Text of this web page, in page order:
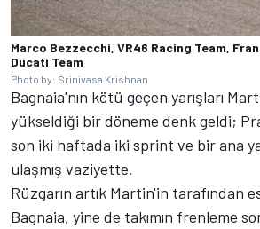
Marco Bezzecchi, VR46 Racing Team,
Ducati Team
Photo by: Srinivasa Krishnan
Bagnaia'nın kötü geçen yarışları
yükseldiği bir döneme denk geldi;
son iki haftada iki sprint ve bir ana
ulaşmış vaziyette.
Rüzgarın artık Martin'in tarafından
Bagnaia, yine de takımın frenleme